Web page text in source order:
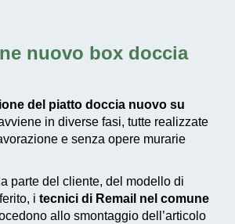
nuovo box doccia
del piatto doccia nuovo su
in diverse fasi, tutte realizzate
e senza opere murarie
parte del cliente, del modello di
i tecnici di Remail nel comune
allo smontaggio dell’articolo